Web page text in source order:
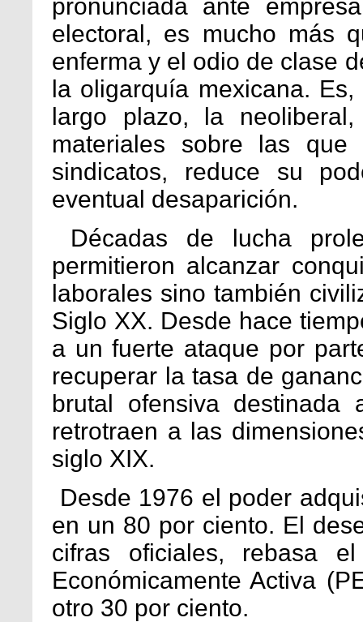
pronunciada ante
electoral, es mucho más
enferma y el odio de clase
la oligarquía mexicana.
largo plazo, la
materiales sobre las
sindicatos, reduce su
eventual desaparición.
Décadas de lucha
permitieron alcanzar
laborales sino también
Siglo XX. Desde hace
a un fuerte ataque por
recuperar la tasa de
brutal ofensiva
retrotraen a las
siglo XIX.
Desde 1976 el poder
en un 80 por ciento. El
cifras oficiales, rebasa
Económicamente Activa
otro 30 por ciento.